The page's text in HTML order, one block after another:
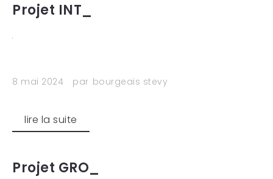
Projet INT_
8 mai 2024 par bourgeais stevy
lire la suite
Projet GRO_